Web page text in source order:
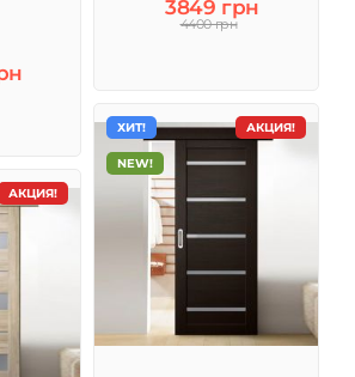
3849 грн
4400 грн
АКЦИЯ!
ХИТ!
NEW!
АКЦИЯ!